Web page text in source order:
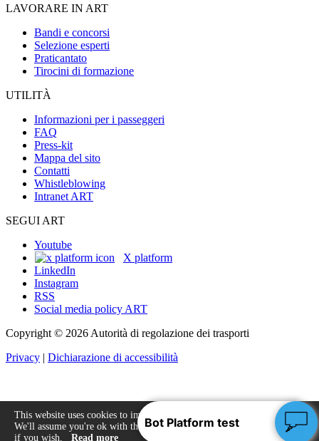
LAVORARE IN ART
Bandi e concorsi
Selezione esperti
Praticantato
Tirocini di formazione
UTILITÀ
Informazioni per i passeggeri
FAQ
Press-kit
Mappa del sito
Contatti
Whistleblowing
Intranet ART
SEGUI ART
Youtube
X platform
LinkedIn
Instagram
RSS
Social media policy ART
Copyright © 2026 Autorità di regolazione dei trasporti
Privacy | Dichiarazione di accessibilità
This website uses cookies to improve your experience.
We'll assume you're ok with this, but you can opt-out
if you wish. Read more
Accept